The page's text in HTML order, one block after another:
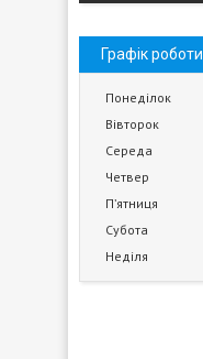
Графік роботи
Понеділок
Вівторок
Середа
Четвер
Пʼятниця
Субота
Неділя